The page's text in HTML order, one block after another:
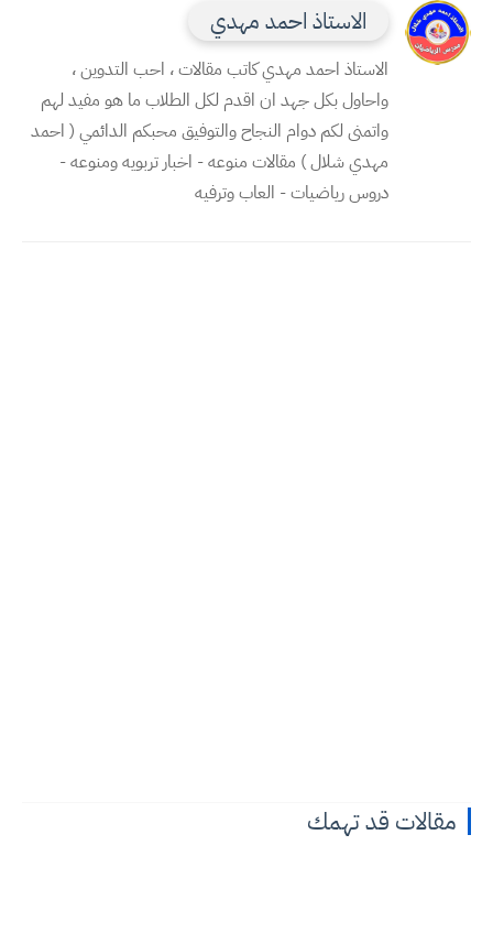
الاستاذ احمد مهدي
الاستاذ احمد مهدي كاتب مقالات ، احب التدوين ،
واحاول بكل جهد ان اقدم لكل الطلاب ما هو مفيد لهم
واتمنى لكم دوام النجاح والتوفيق محبكم الدائمي ( احمد
مهدي شلال ) مقالات منوعه - اخبار تربويه ومنوعه -
دروس رياضيات - العاب وترفيه
مقالات قد تهمك